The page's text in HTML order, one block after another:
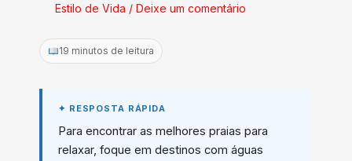
Estilo de Vida / Deixe um comentário
19 minutos de leitura
Para encontrar as melhores praias para
relaxar, foque em destinos com águas